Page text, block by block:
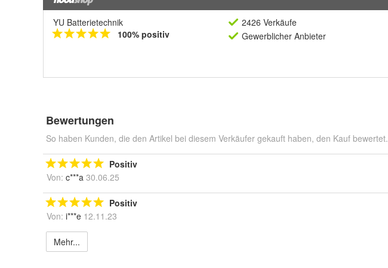
YU Batterietechnik
100% positiv
2426 Verkäufe
Gewerblicher Anbieter
Bewertungen
So haben Kunden, die den Artikel bei diesem Verkäufer gekauft haben, den Kauf bewertet.
Positiv
Von: c***a 30.06.25
Positiv
Von: i***e 12.11.23
Mehr...